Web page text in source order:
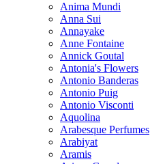
Anima Mundi
Anna Sui
Annayake
Anne Fontaine
Annick Goutal
Antonia's Flowers
Antonio Banderas
Antonio Puig
Antonio Visconti
Aquolina
Arabesque Perfumes
Arabiyat
Aramis